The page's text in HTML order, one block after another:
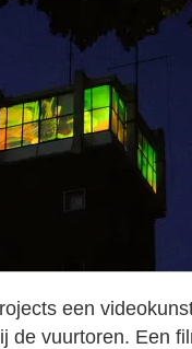
een
de vuurtoren. Een